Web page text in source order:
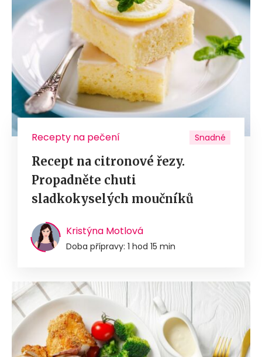
Recepty na pečení Snadné
Recept na citronové řezy.
Propadněte chuti
sladkokyselých moučníků
Kristýna Motlová
Doba přípravy: 1 hod 15 min